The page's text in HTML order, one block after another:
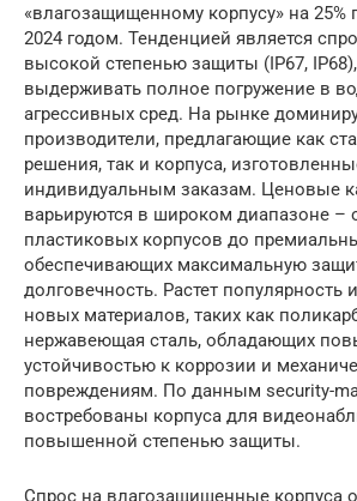
«влагозащищенному корпусу» на
2024 годом. Тенденцией является
высокой степенью защиты (IP67,
выдерживать полное погружение в
агрессивных сред. На рынке
производители, предлагающие как
решения, так и корпуса,
индивидуальным заказам. Ценовые
варьируются в широком диапазоне –
пластиковых корпусов до
обеспечивающих максимальную
долговечность. Растет популярность
новых материалов, таких как
нержавеющая сталь, обладающих
устойчивостью к коррозии и
повреждениям. По данным security-
востребованы корпуса для
повышенной степенью защиты.
Спрос на влагозащищенные корпуса